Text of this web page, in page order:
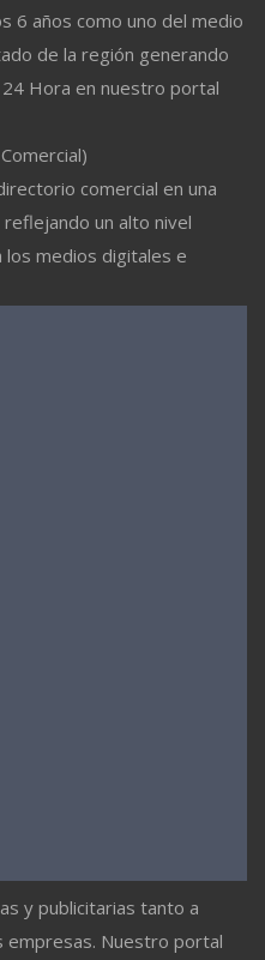
6 años como uno del medio
de la región generando
Hora en nuestro portal
comercial en una
reflejando un alto nivel
los medios digitales e
y publicitarias tanto a
empresas. Nuestro portal